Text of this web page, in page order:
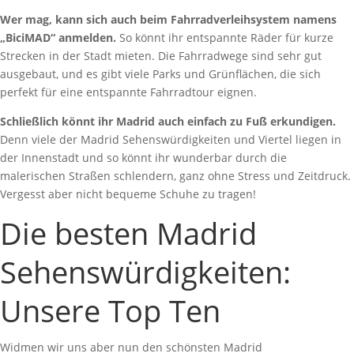
Wer mag, kann sich auch beim Fahrradverleihsystem namens
„BiciMAD“ anmelden. So könnt ihr entspannte Räder für kurze
Strecken in der Stadt mieten. Die Fahrradwege sind sehr gut
ausgebaut, und es gibt viele Parks und Grünflächen, die sich
perfekt für eine entspannte Fahrradtour eignen.
Schließlich könnt ihr Madrid auch einfach zu Fuß erkundigen.
Denn viele der Madrid Sehenswürdigkeiten und Viertel liegen in
der Innenstadt und so könnt ihr wunderbar durch die
malerischen Straßen schlendern, ganz ohne Stress und Zeitdruck.
Vergesst aber nicht bequeme Schuhe zu tragen!
Die besten Madrid
Sehenswürdigkeiten:
Unsere Top Ten
Widmen wir uns aber nun den schönsten Madrid